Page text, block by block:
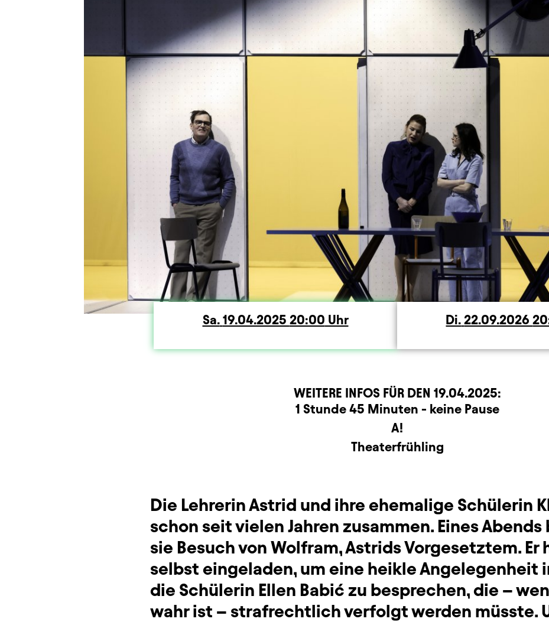
Sa. Samstag
19.04.2025 20:00 Uhr Di. Dienstag
22.09.2026
WEITERE INFOS FÜR DEN 19.04.2025:
Information1 Stunde 45 Minuten - keine Pause
A!
Theaterfrühling
Die Lehrerin Astrid und ihre ehemalige Schülerin
schon seit vielen Jahren zusammen. Eines
sie Besuch von Wolfram, Astrids Vorgesetztem. Er
selbst eingeladen, um eine heikle Angelegenheit
die Schülerin Ellen Babić zu besprechen, die –
wahr ist – strafrechtlich verfolgt werden müsste.